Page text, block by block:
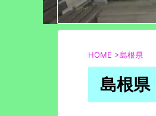
HOME >島根県
島根県